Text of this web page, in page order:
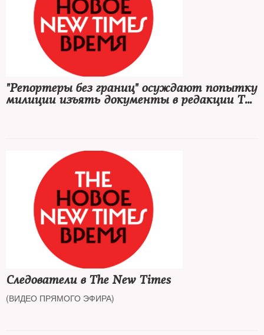
"Репортеры без границ" осуждают попытку
милиции изъять документы в редакции The
Следователи в The New Times
(ВИДЕО ПРЯМОГО ЭФИРА)